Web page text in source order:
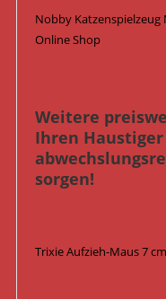
Nobby Katzenspielzeug
Online Shop
Weitere
Ihren
sorgen!
Trixie Aufzieh-Maus 7